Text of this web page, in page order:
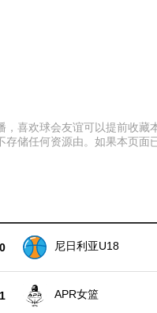
喜欢球会友谊可以提前收
储任何资源由。如果本页面
尼日利亚U18
APR女篮